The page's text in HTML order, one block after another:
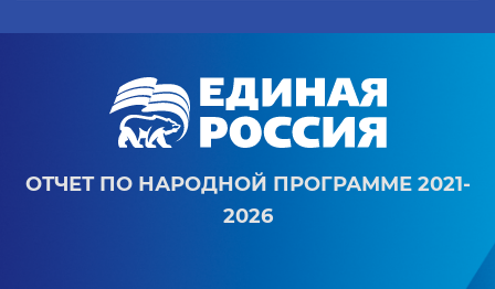
ОТЧЕТ ПО НАРОДНОЙ ПРОГРАММЕ 2021-
2026